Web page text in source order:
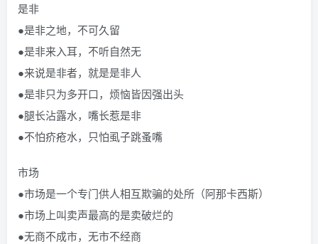
是非
●是非之地，不可久留
●是非来入耳，不听自然无
●来说是非者，就是是非人
●是非只为多开口，烦恼皆因强出头
●腿长沾露水，嘴长惹是非
●不怕疥疮水，只怕虱子跳蚤嘴
市场
●市场是一个专门供人相互欺骗的处所（阿那卡西斯）
●市场上叫卖声最高的是卖破烂的
●无商不成市，无市不经商